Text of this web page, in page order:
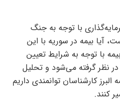
با توجه به جنگ
آیا بیمه در سوریه با این
با توجه به شرایط تعیین
نظر گرفته می‌شود و تحلیل
کارشناسان توانمندی داریم
کنند.